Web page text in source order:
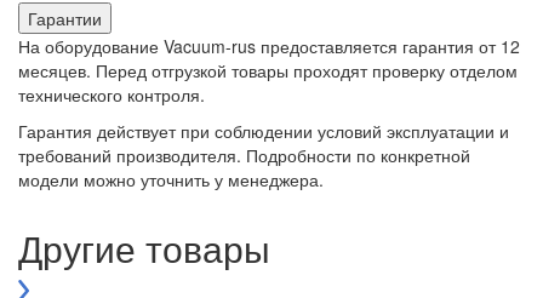
Гарантии
На оборудование Vacuum-rus предоставляется гарантия от 12
месяцев. Перед отгрузкой товары проходят проверку отделом
технического контроля.
Гарантия действует при соблюдении условий эксплуатации и
требований производителя. Подробности по конкретной
модели можно уточнить у менеджера.
Другие товары